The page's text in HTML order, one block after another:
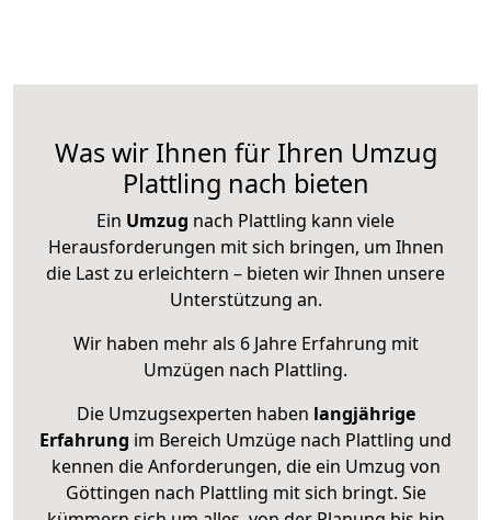
Was wir Ihnen für Ihren Umzug
Plattling nach bieten
Ein Umzug nach Plattling kann viele
Herausforderungen mit sich bringen, um Ihnen
die Last zu erleichtern – bieten wir Ihnen unsere
Unterstützung an.
Wir haben mehr als 6 Jahre Erfahrung mit
Umzügen nach Plattling.
Die Umzugsexperten haben langjährige
Erfahrung im Bereich Umzüge nach Plattling und
kennen die Anforderungen, die ein Umzug von
Göttingen nach Plattling mit sich bringt. Sie